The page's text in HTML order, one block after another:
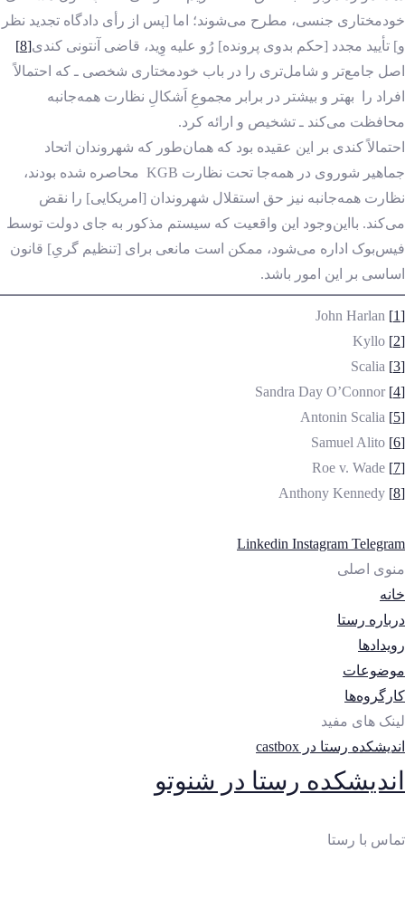
خودمختاری جنسی، مطرح می‌شوند؛ اما [پس از رأی دادگاه تجدید نظر
و] تأیید مجدد [حکم بدوی پرونده] رُو علیه وِید، قاضی آنتونی کندی[8]
اصل جامع‌تر و شامل‌تری را در باب خودمختاری شخصی ـ که احتمالاً
افراد را بهتر و بیشتر در برابر مجموعِ اَشکالِ نظارت همه‌جانبه
محافظت می‌کند ـ تشخیص و ارائه کرد.
احتمالاً کندی بر این عقیده بود که همان‌طور که شهروندان اتحاد
جماهیر شوروی در همه‌جا تحت نظارت KGB محاصره شده بودند،
نظارت همه‌جانبه نیز حق استقلال شهروندان [امریکایی] را نقض
می‌کند. بااین‌وجود این واقعیت که سیستم مذکور به جای دولت توسط
فیس‌بوک اداره می‌شود، ممکن است مانعی برای [تنظیم گریِ] قانون
اساسی بر این امور باشد.
[1]
[2]
[3]
[4]
Sandra Day O’Connor
[5]
[6]
[7]
[8]
Linkedin Instagram Telegram
منوی اصلی
خانه
درباره رستا
رویدادها
موضوعات
کارگروه‌ها
لینک های مفید
اندیشکده رستا در castbox
اندیشکده رستا در شنوتو
تماس با رستا